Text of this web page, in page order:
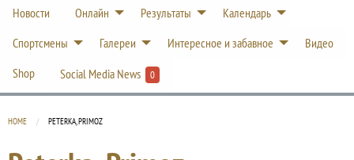
Новости Онлайн Результаты
Календарь
Спортсмены
Галереи Интересное и забавное
Видео
Shop
Social Media News 0
HOME CURRENT:
PETERKA, PRIMOZ